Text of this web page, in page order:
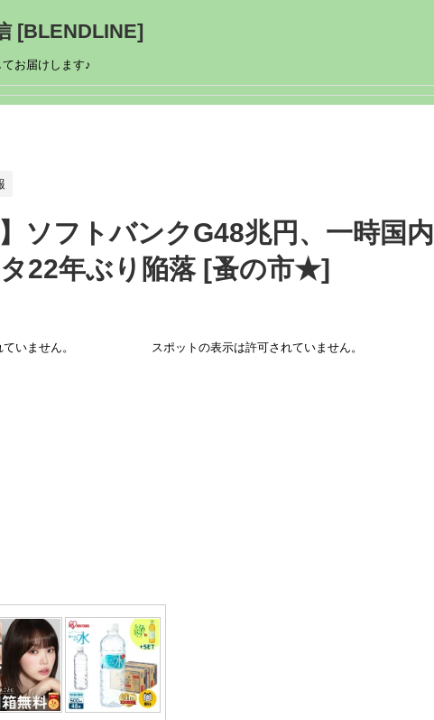
[BLENDLINE]
お届けします♪
】ソフトバンクG48兆円、一時国内
22年ぶり陥落 [蚤の市★]